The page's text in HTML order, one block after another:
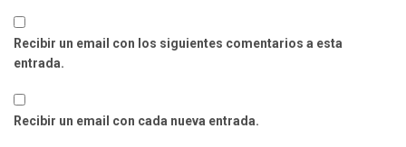
Recibir un email con los siguientes comentarios a esta
entrada.
Recibir un email con cada nueva entrada.